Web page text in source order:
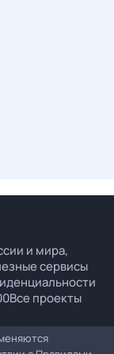
и мира,
сервисы
Все проекты